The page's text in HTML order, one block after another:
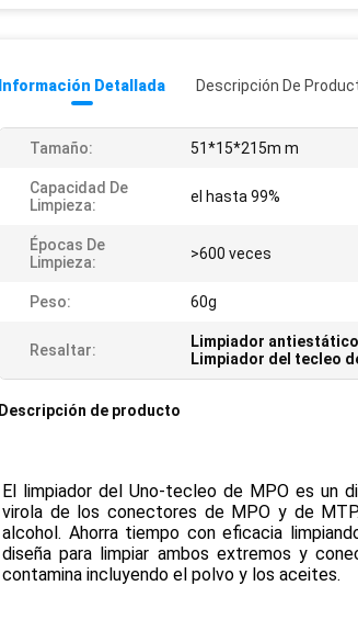
Información Detallada Descripción De
Tamaño: 51*15*215m m
Capacidad De
Limpieza:
el hasta 99%
Épocas De
Limpieza:
>600 veces
Peso: 60g
Resaltar: Limpiador
Limpiador del tecleo
Descripción de producto
El limpiador del Uno-tecleo de MPO es un
virola de los conectores de MPO y de
alcohol. Ahorra tiempo con eficacia
diseña para limpiar ambos extremos y
contamina incluyendo el polvo y los aceites.